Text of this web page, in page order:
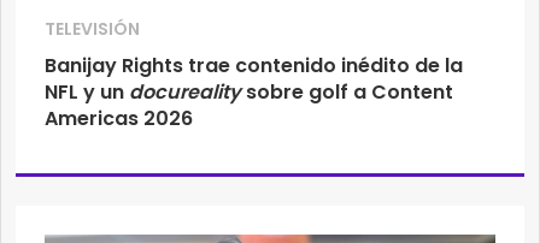
TELEVISIÓN
Banijay Rights trae contenido inédito de la
NFL y un docurealitysobre golf a Content
Americas 2026